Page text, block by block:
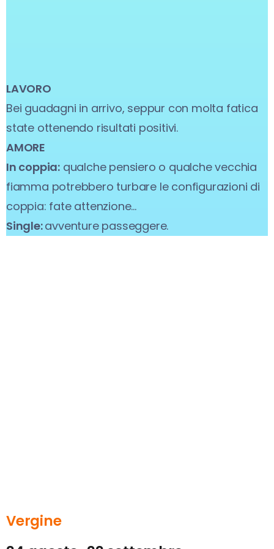
LAVORO
Bei guadagni in arrivo, seppur con molta fatica
state ottenendo risultati positivi.
AMORE
In coppia: qualche pensiero o qualche vecchia
fiamma potrebbero turbare le configurazioni di
coppia: fate attenzione…
Single:avventure passeggere.
Vergine